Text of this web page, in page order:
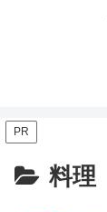
PR
料理